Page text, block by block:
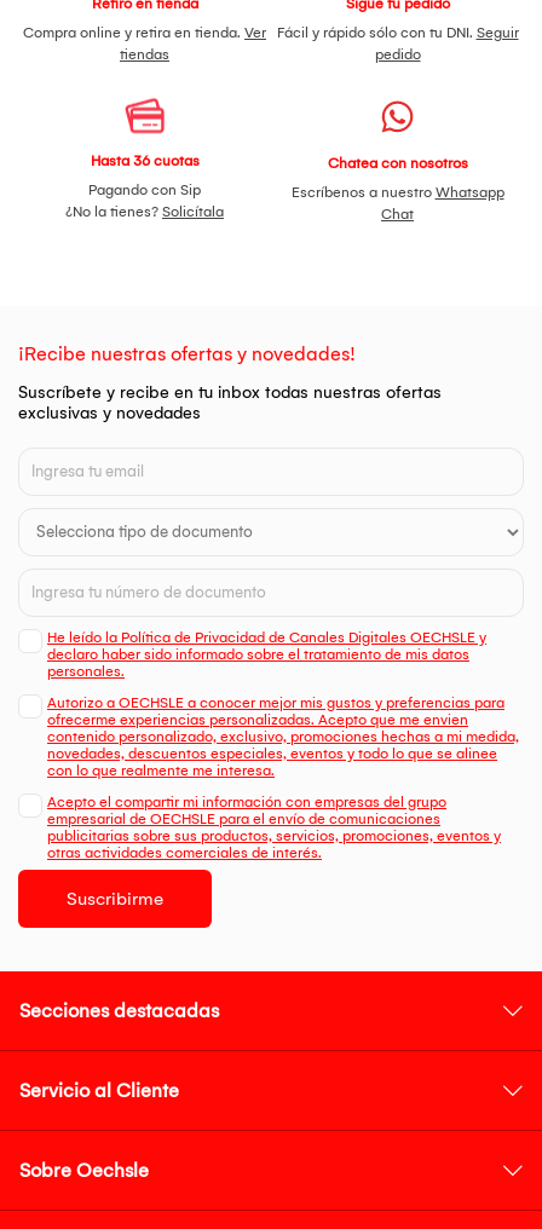
Retiro en tienda
Compra online y retira en tienda. Ver
tiendas
Sigue tu pedido
Fácil y rápido sólo con tu DNI. Seguir
pedido
Hasta 36 cuotas
Pagando con Sip
¿No la tienes? Solicítala
Chatea con nosotros
Escríbenos a nuestro Whatsapp
Chat
¡Recibe nuestras ofertas y novedades!
Suscríbete y recibe en tu inbox todas nuestras ofertas
exclusivas y novedades
He leído la Política de Privacidad de Canales Digitales OECHSLE y
declaro haber sido informado sobre el tratamiento de mis datos
personales.
Autorizo a OECHSLE a conocer mejor mis gustos y preferencias para
ofrecerme experiencias personalizadas. Acepto que me envien
contenido personalizado, exclusivo, promociones hechas a mi medida,
novedades, descuentos especiales, eventos y todo lo que se alinee
con lo que realmente me interesa.
Acepto el compartir mi información con empresas del grupo
empresarial de OECHSLE para el envío de comunicaciones
publicitarias sobre sus productos, servicios, promociones, eventos y
otras actividades comerciales de interés.
Suscribirme
Secciones destacadas
Servicio al Cliente
Sobre Oechsle